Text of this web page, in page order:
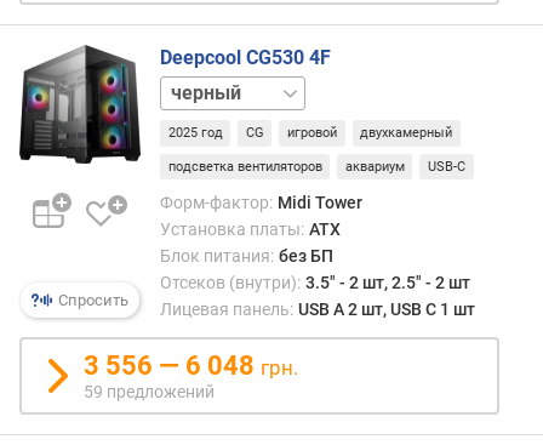
и
д
е
о
а
р
,
д
о
(
м
м
Спросить
Deepcool CG530 4F
белый
2025 год CG игровой двухкамерный
подсветка вентиляторов аквариум USB-C
Форм-фактор: Midi Tower
Установка платы: ATX
Блок питания: без БП
Отсеков (внутри): 3.5" - 2 шт, 2.5" - 2 шт
Лицевая панель: USB A 2 шт, USB C 1 шт
3 556 — 6 048 грн.
59 предложений